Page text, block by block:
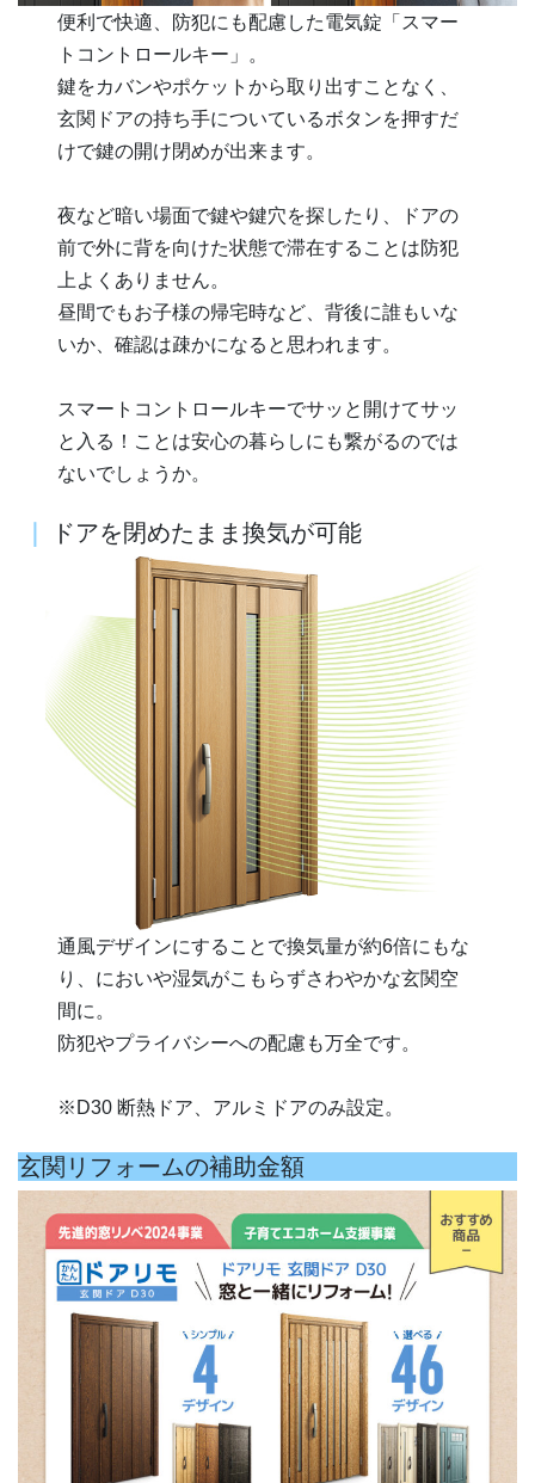
便利で快適、防犯にも配慮した電気錠「スマー
トコントロールキー」。
鍵をカバンやポケットから取り出すことなく、
玄関ドアの持ち手についているボタンを押すだ
けで鍵の開け閉めが出来ます。
夜など暗い場面で鍵や鍵穴を探したり、ドアの
前で外に背を向けた状態で滞在することは防犯
上よくありません。
昼間でもお子様の帰宅時など、背後に誰もいな
いか、確認は疎かになると思われます。
スマートコントロールキーでサッと開けてサッ
と入る！ことは安心の暮らしにも繋がるのでは
ないでしょうか。
ドアを閉めたまま換気が可能
通風デザインにすることで換気量が約6倍にもな
り、においや湿気がこもらずさわやかな玄関空
間に。
防犯やプライバシーへの配慮も万全です。
※D30 断熱ドア、アルミドアのみ設定。
玄関リフォームの補助金額